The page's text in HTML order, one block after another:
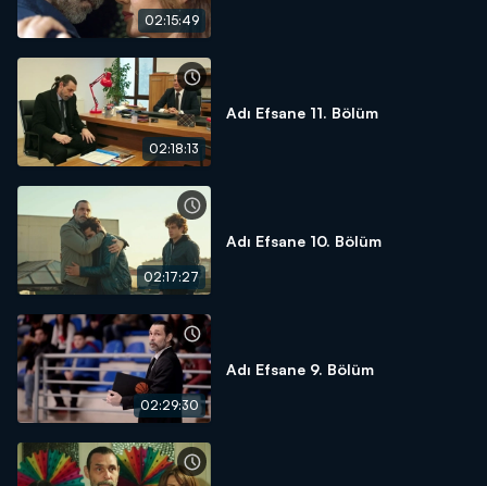
02:15:49
02:18:13
Adı Efsane 11. Bölüm
02:17:27
Adı Efsane 10. Bölüm
02:29:30
Adı Efsane 9. Bölüm